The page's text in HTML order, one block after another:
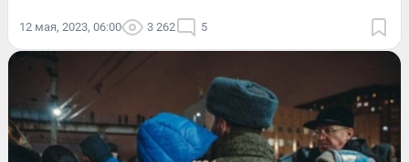
12 мая, 2023, 06:00 3 262 5